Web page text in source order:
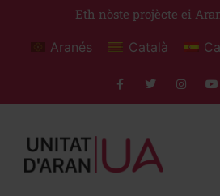
Eth nòste projècte ei
Aranés Català